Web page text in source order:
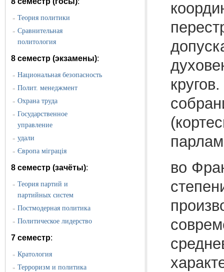
» Теория политики
» Сравнительная
политология
8 семестр (экзамены):
» Национальная безопасность
» Полит. менеджмент
» Охрана труда
» Государственное
управление
» удали
» Європа міграція
8 семестр (зачёты):
» Теория партий и
партийных систем
» Постмодерная политика
» Политическое лидерство
7 семестр:
» Кратология
» Терроризм и политика
во